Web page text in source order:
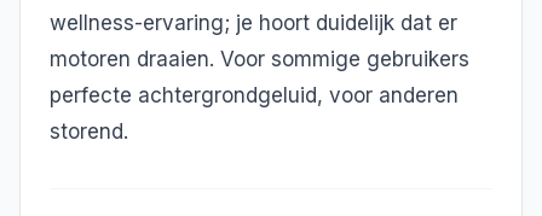
wellness-ervaring; je hoort duidelijk dat er
motoren draaien. Voor sommige gebruikers
perfecte achtergrondgeluid, voor anderen
storend.